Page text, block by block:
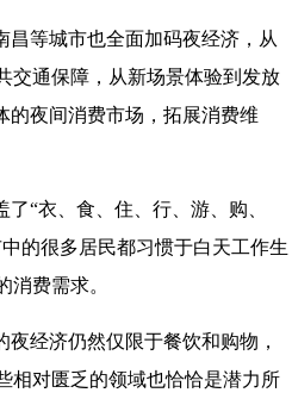
等城市也全面加码夜经济，从
交通保障，从新场景体验到发放
的夜间消费市场，拓展消费维
“衣、食、住、行、游、购、
的很多居民都习惯于白天工作生
费需求。
经济仍然仅限于餐饮和购物，
相对匮乏的领域也恰恰是潜力所